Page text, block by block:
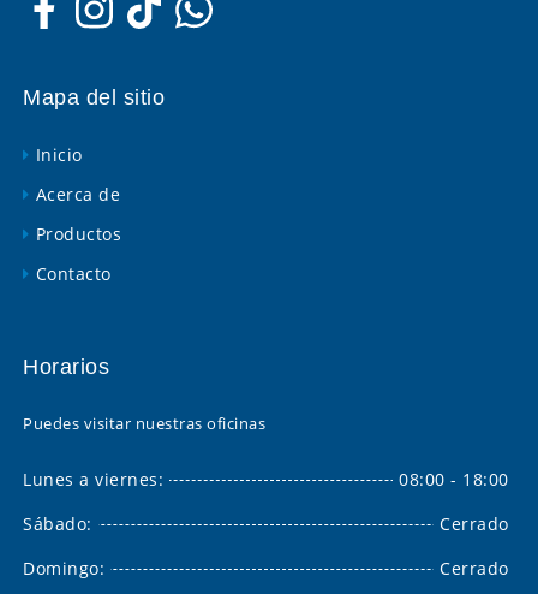
Mapa del sitio
Inicio
Acerca de
Productos
Contacto
Horarios
Puedes visitar nuestras oficinas
Lunes a viernes:
08:00 - 18:00
Sábado:
Cerrado
Domingo:
Cerrado